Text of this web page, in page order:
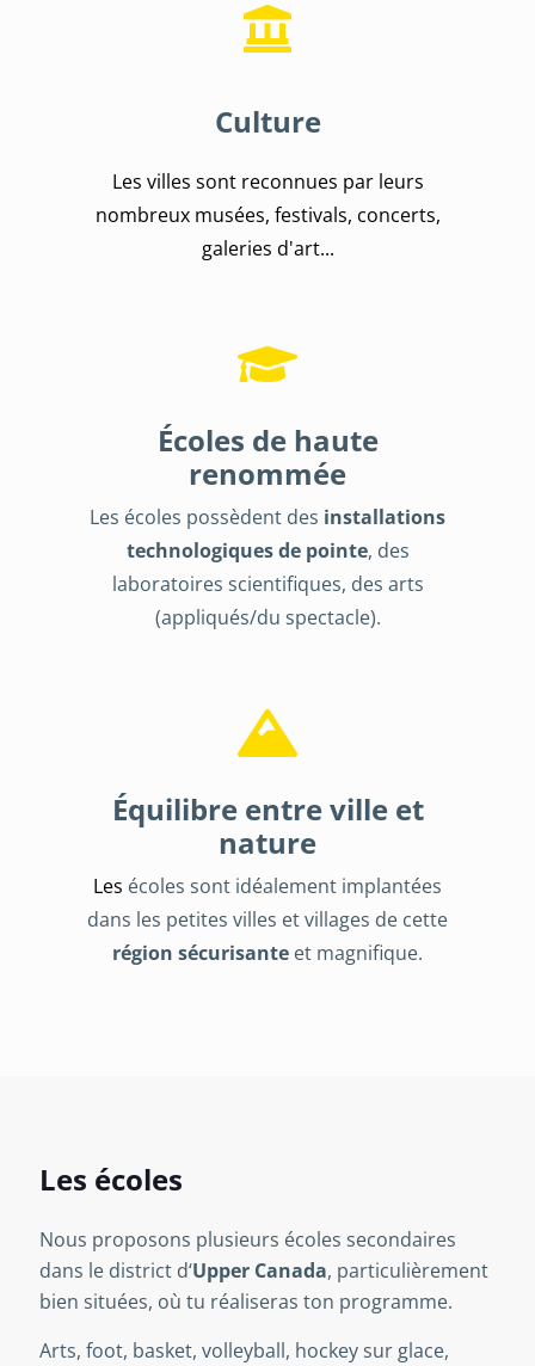
Culture
Les villes sont reconnues par leurs
nombreux musées, festivals, concerts,
galeries d'art...
Écoles de haute
renommée
Les écoles possèdent des installations
technologiques de pointe, des
laboratoires scientifiques, des arts
(appliqués/du spectacle).
Équilibre entre ville et
nature
Les écoles sont idéalement implantées
dans les petites villes et villages de cette
région sécurisante et magnifique.
Les écoles
Nous proposons plusieurs écoles secondaires
dans le district d‘Upper Canada, particulièrement
bien situées, où tu réaliseras ton programme.
Arts, foot, basket, volleyball, hockey sur glace,